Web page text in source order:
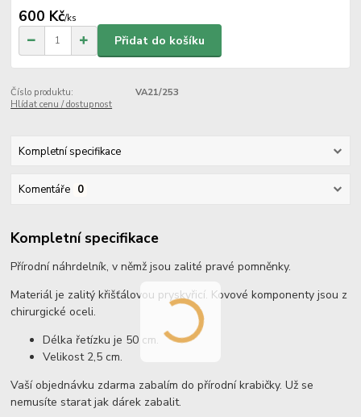
600 Kč/ks
Přidat do košíku
Číslo produktu:
VA21/253
Hlídat cenu / dostupnost
Kompletní specifikace
Komentáře 0
Kompletní specifikace
Přírodní náhrdelník, v němž jsou zalité pravé pomněnky.
Materiál je zalitý křišťálovou pryskyřicí. Kovové komponenty jsou z
chirurgické oceli.
Délka řetízku je 50 cm.
Velikost 2,5 cm.
Vaší objednávku zdarma zabalím do přírodní krabičky. Už se
nemusíte starat jak dárek zabalit.